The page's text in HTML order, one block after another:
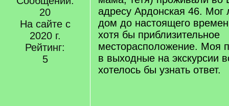
20
На сайте с
2020 г.
Рейтинг:
5
адресу Ардонская 46. Мог
дом до настоящего
хотя бы приблизительное
месторасположение. Моя
в выходные на экскурсии
хотелось бы узнать ответ.